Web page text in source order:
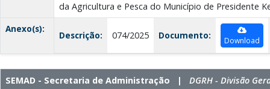
da Agricultura e Pesca do Município de Presidente
Anexo(s):
Descrição: 074/2025 Documento: Download
SEMAD - Secretaria de Administração | DGRH - Divisão